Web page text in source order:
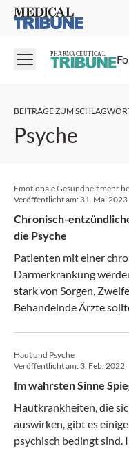
Medical Tribune
PHARMACEUTICAL
BEITRÄGE ZUM
Psyche
Emotionale Gesundheit mehr
Veröffentlicht am: 31. Mai 2023
Chronisch-
die Psyche
Patienten mit einer
Darmerkrankung
stark von Sorgen,
Behandelnde Ärzte
Haut und Psyche
Veröffentlicht am: 3. Feb. 2022
Im wahrsten Sinne
Hautkrankheiten, die
auswirken, gibt es
psychisch bedingt sind.